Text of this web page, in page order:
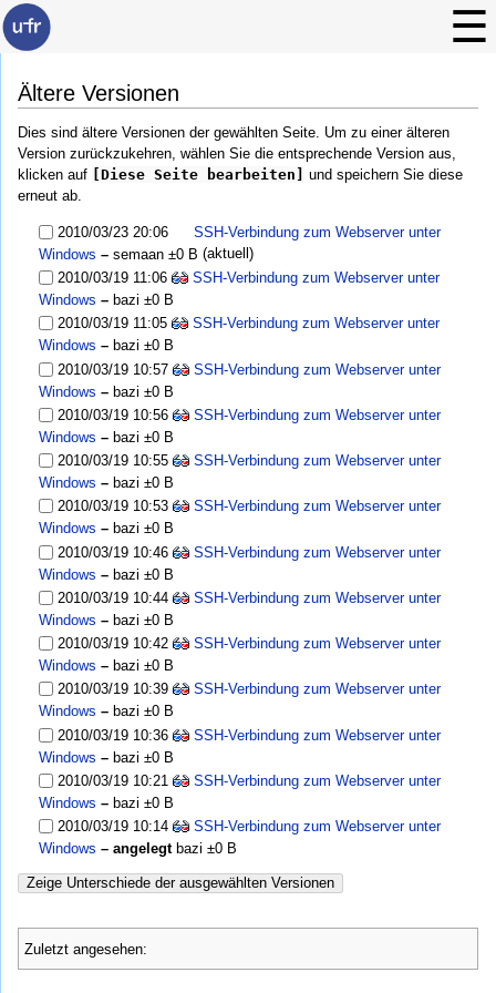
Ältere Versionen
Dies sind ältere Versionen der gewählten Seite. Um zu einer älteren
Version zurückzukehren, wählen Sie die entsprechende Version aus,
klicken auf
[Diese Seite bearbeiten]
und speichern Sie diese
erneut ab.
2010/03/23 20:06
SSH-Verbindung zum Webserver unter
Windows –semaan ±0 B (aktuell)
2010/03/19 11:06
SSH-Verbindung zum Webserver unter
Windows – bazi ±0 B
2010/03/19 11:05
SSH-Verbindung zum Webserver unter
Windows – bazi ±0 B
2010/03/19 10:57
SSH-Verbindung zum Webserver unter
Windows – bazi ±0 B
2010/03/19 10:56
SSH-Verbindung zum Webserver unter
Windows – bazi ±0 B
2010/03/19 10:55
SSH-Verbindung zum Webserver unter
Windows – bazi ±0 B
2010/03/19 10:53
SSH-Verbindung zum Webserver unter
Windows – bazi ±0 B
2010/03/19 10:46
SSH-Verbindung zum Webserver unter
Windows – bazi ±0 B
2010/03/19 10:44
SSH-Verbindung zum Webserver unter
Windows – bazi ±0 B
2010/03/19 10:42
SSH-Verbindung zum Webserver unter
Windows – bazi ±0 B
2010/03/19 10:39
SSH-Verbindung zum Webserver unter
Windows – bazi ±0 B
2010/03/19 10:36
SSH-Verbindung zum Webserver unter
Windows – bazi ±0 B
2010/03/19 10:21
SSH-Verbindung zum Webserver unter
Windows – bazi ±0 B
2010/03/19 10:14
SSH-Verbindung zum Webserver unter
Windows – angelegt bazi ±0 B
Zeige Unterschiede der ausgewählten Versionen
Zuletzt angesehen: